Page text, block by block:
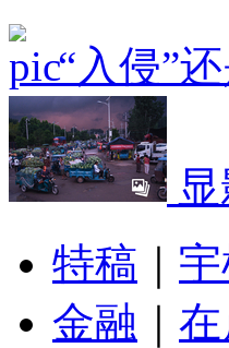
“入侵”
特稿
金融